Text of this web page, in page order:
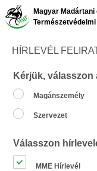
Ugrás
Magyar Madártani
HÍRLEVÉL
Kérjük, válasszon
Magánszemély
Szervezet
Válasszon
MME Hírlevél